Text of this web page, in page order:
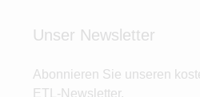
Unser Newsletter
Abonnieren Sie unseren
ETL-Newsletter.